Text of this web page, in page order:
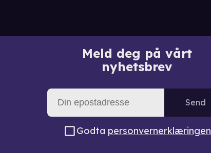
Meld deg på vårt
nyhetsbrev
Send
Godta personvernerklæringen